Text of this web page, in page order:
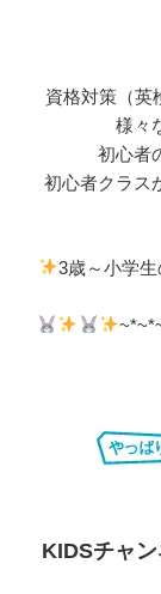
資格対策（英
様々
初心者
初心者クラス
3歳～小学
KIDSチャ